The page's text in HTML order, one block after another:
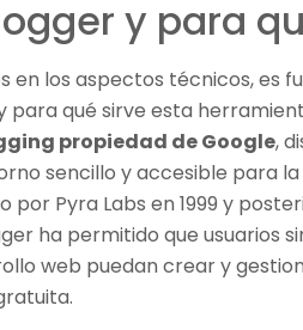
y para
en los aspectos técnicos, es
para qué sirve esta
propiedad de Google,
sencillo y accesible para
por Pyra Labs en 1999 y
ha permitido que usuarios
web puedan crear y